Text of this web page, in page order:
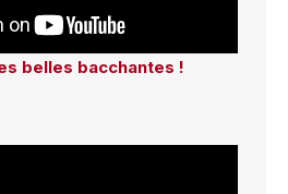
belles bacchantes !